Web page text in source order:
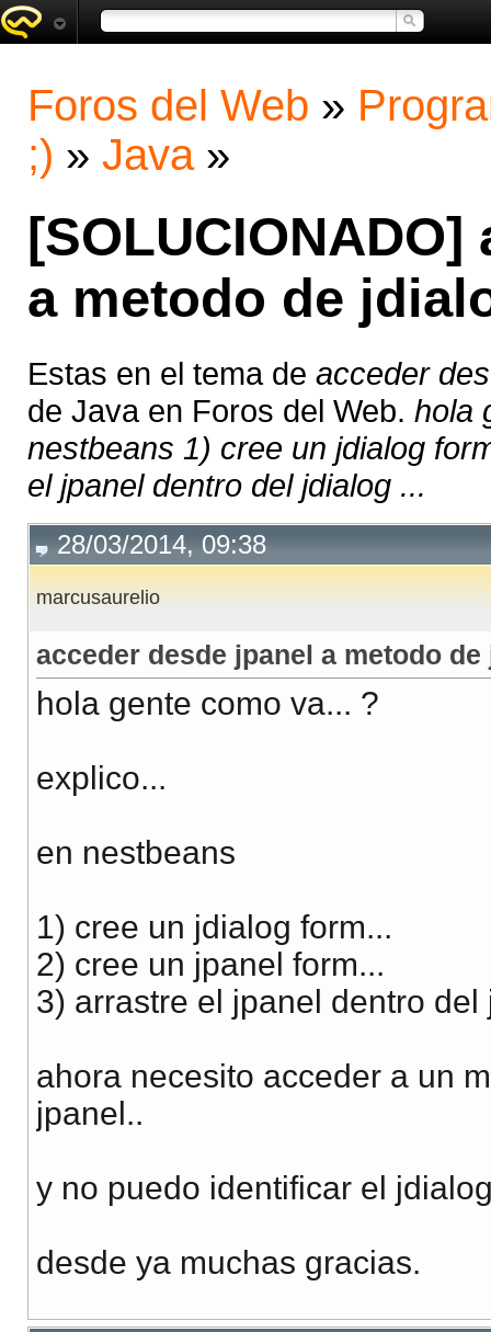
Foros del Web »
;) » Java »
a metodo de
Estas en el tema de acceder
de Java en Foros del Web. hola
nestbeans 1) cree un jdialog
el jpanel dentro del jdialog ...
28/03/2014, 09:38
marcusaurelio
acceder desde jpanel a metodo
hola gente como va... ?
explico...
en nestbeans
1) cree un jdialog form...
2) cree un jpanel form...
3) arrastre el jpanel dentro del
ahora necesito acceder a un
jpanel..
y no puedo identificar el
desde ya muchas gracias.